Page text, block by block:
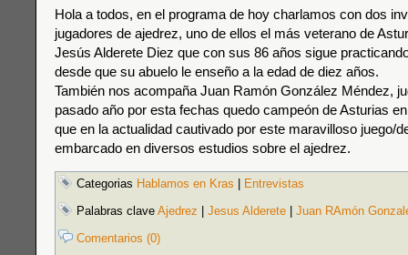
Hola a todos, en el programa de hoy charlamos con dos
jugadores de ajedrez, uno de ellos el más veterano de
Jesús Alderete Diez que con sus 86 años sigue
desde que su abuelo le enseño a la edad de diez años.
También nos acompaña Juan Ramón González Méndez,
pasado año por esta fechas quedo campeón de Asturias
que en la actualidad cautivado por este maravilloso juego/
embarcado en diversos estudios sobre el ajedrez.
Categorias Hablamos en Kras
Entrevistas
Palabras clave Ajedrez Jesus Alderete
Juan RAmón
Comentarios (0)